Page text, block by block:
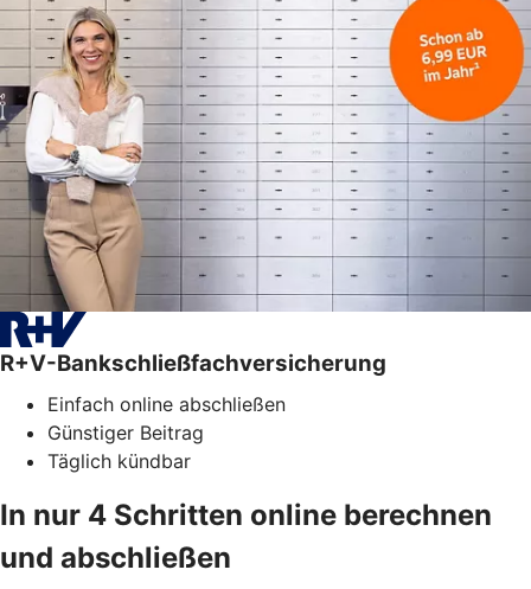
R+V-Bankschließfachversicherung
Einfach online abschließen
Günstiger Beitrag
Täglich kündbar
In nur 4 Schritten online berechnen
und abschließen